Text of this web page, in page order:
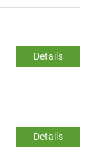
Details
Details